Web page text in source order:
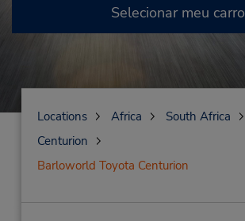
Selecionar meu carro
Locations Africa
South Africa
Centurion
Barloworld Toyota Centurion